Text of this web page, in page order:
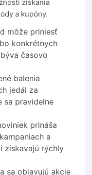
získania
a kupóny.
môže priniesť
konkrétnych
časovo
balenia
jedál za
sa pravidelne
prináša
a
získavajú rýchly
sa objavujú akcie